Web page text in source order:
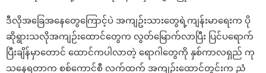
ဒီလိုအခြေအနေတွေကြောင့်ပဲ အကျဥ်းသားတွေရဲ့ကျန်းမာရေးက ပို
ဆိုရွားသလိုအကျဉ်းထောင်တွေက လွတ်မြောက်လာပြီး ပြင်ပရောက်
ပြီးချိန်မှာတောင် ထောင်ကပါလာတဲ့ ရောဂါတွေကို နှစ်ကာလရှည် ကု
သနေရတာက စစ်ကောင်စီ လက်ထက် အကျဉ်းထောင်တွင်းက ညံ